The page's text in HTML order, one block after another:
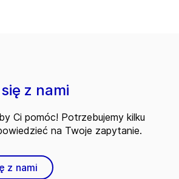
z nami
Ci pomóc! Potrzebujemy kilku
na Twoje zapytanie.
z nami